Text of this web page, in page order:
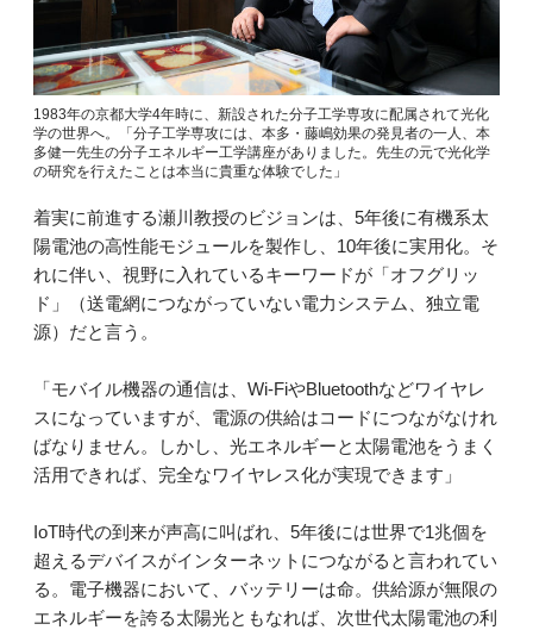
1983年の京都大学4年時に、新設された分子工学専攻に配属されて光化
学の世界へ。「分子工学専攻には、本多・藤嶋効果の発見者の一人、本
多健一先生の分子エネルギー工学講座がありました。先生の元で光化学
の研究を行えたことは本当に貴重な体験でした」
着実に前進する瀬川教授のビジョンは、5年後に有機系太
陽電池の高性能モジュールを製作し、10年後に実用化。そ
れに伴い、視野に入れているキーワードが「オフグリッ
ド」（送電網につながっていない電力システム、独立電
源）だと言う。
「モバイル機器の通信は、Wi-FiやBluetoothなどワイヤレ
スになっていますが、電源の供給はコードにつながなけれ
ばなりません。しかし、光エネルギーと太陽電池をうまく
活用できれば、完全なワイヤレス化が実現できます」
IoT時代の到来が声高に叫ばれ、5年後には世界で1兆個を
超えるデバイスがインターネットにつながると言われてい
る。電子機器において、バッテリーは命。供給源が無限の
エネルギーを誇る太陽光ともなれば、次世代太陽電池の利